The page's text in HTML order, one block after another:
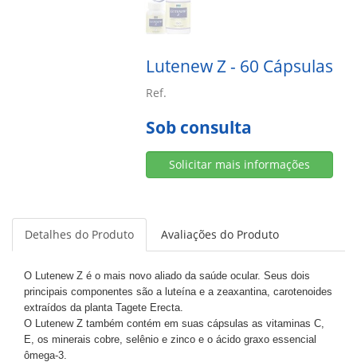
Lutenew Z - 60 Cápsulas
Ref.
Sob consulta
Solicitar mais informações
Detalhes do Produto Avaliações do Produto
O Lutenew Z é o mais novo aliado da saúde ocular. Seus dois
principais componentes são a luteína e a zeaxantina, carotenoides
extraídos da planta Tagete Erecta.
O Lutenew Z também contém em suas cápsulas as vitaminas C,
E, os minerais cobre, selênio e zinco e o ácido graxo essencial
ômega-3.